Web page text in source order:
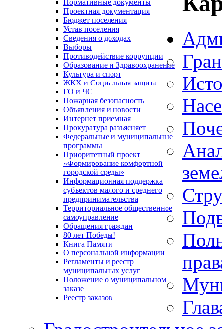
Нормативные документы
Проектная документация
Бюджет поселения
Устав поселения
Сведения о доходах
Выборы
Противодействие коррупции
Образование и Здравоохранение
Культура и спорт
ЖКХ и Социальная защита
ГО и ЧС
Пожарная безопасность
Объявления и новости
Интернет приемная
Прокуратура разъясняет
Федеральные и муниципальные
программы
Приоритетный проект
«Формирование комфортной
городской среды»
Информационная поддержка
субъектов малого и среднего
предпринимательства
Территориальное общественное
самоуправление
Обращения граждан
80 лет Победы!
Книга Памяти
О персональной информации
Регламенты и реестр
муниципальных услуг
Положение о муниципальном
заказе
Реестр заказов